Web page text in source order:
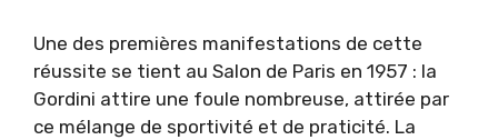
Une des premières manifestations de cette
réussite se tient au Salon de Paris en 1957 : la
Gordini attire une foule nombreuse, attirée par
ce mélange de sportivité et de praticité. La